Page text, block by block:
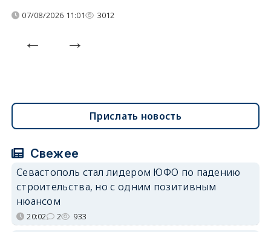
07/08/2026 11:01 3012
Прислать новость
Свежее
Севастополь стал лидером ЮФО по падению
строительства, но с одним позитивным
нюансом
20:02 2 933